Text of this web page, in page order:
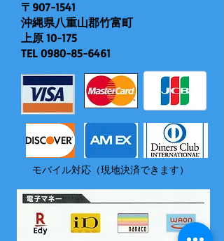
〒907-1541
沖縄県八重山郡竹富町
上原 10-175
TEL 0980-85-6461
モバイル対応（現地決済できます）